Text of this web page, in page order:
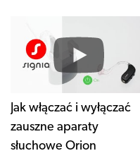
Jak włączać i wyłączać
zauszne aparaty
słuchowe Orion